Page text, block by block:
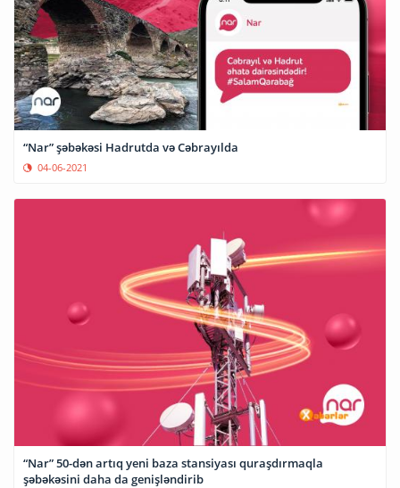
“Nar” şəbəkəsi Hadrutda və Cəbrayılda
04-06-2021
“Nar” 50-dən artıq yeni baza stansiyası quraşdırmaqla
şəbəkəsini daha da genişləndirib